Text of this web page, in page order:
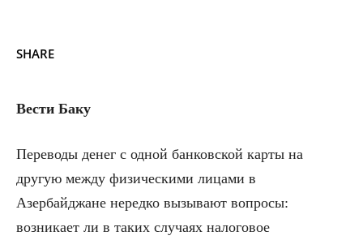
SHARE
Вести Баку
Переводы денег с одной банковской карты на
другую между физическими лицами в
Азербайджане нередко вызывают вопросы:
возникает ли в таких случаях налоговое